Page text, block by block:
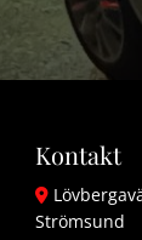
Kontakt

Strömsund